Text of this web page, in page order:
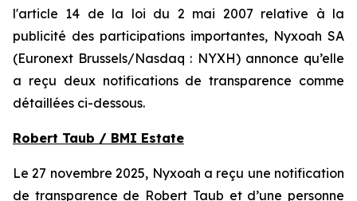
l'article 14 de la loi du 2 mai 2007 relative à la
publicité des participations importantes, Nyxoah SA
(Euronext Brussels/Nasdaq : NYXH) annonce qu’elle
a reçu deux notifications de transparence comme
détaillées ci-dessous.
Robert Taub / BMI Estate
Le 27 novembre 2025, Nyxoah a reçu une notification
de transparence de Robert Taub et d’une personne